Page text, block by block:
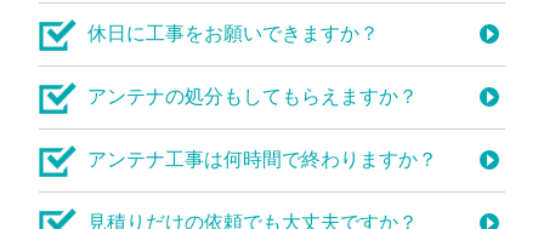
休日に工事をお願いできますか？
アンテナの処分もしてもらえますか？
アンテナ工事は何時間で終わりますか？
見積りだけの依頼でも大丈夫ですか？